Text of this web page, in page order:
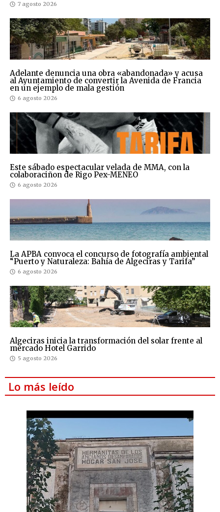
7 agosto 2026
Adelante denuncia una obra «abandonada» y acusa
al Ayuntamiento de convertir la Avenida de Francia
en un ejemplo de mala gestión
6 agosto 2026
Este sábado espectacular velada de MMA, con la
colaboraciñon de Rigo Pex-MENEO
6 agosto 2026
La APBA convoca el concurso de fotografía ambiental
“Puerto y Naturaleza: Bahía de Algeciras y Tarifa”
6 agosto 2026
Algeciras inicia la transformación del solar frente al
mercado Hotel Garrido
5 agosto 2026
Lo más leído